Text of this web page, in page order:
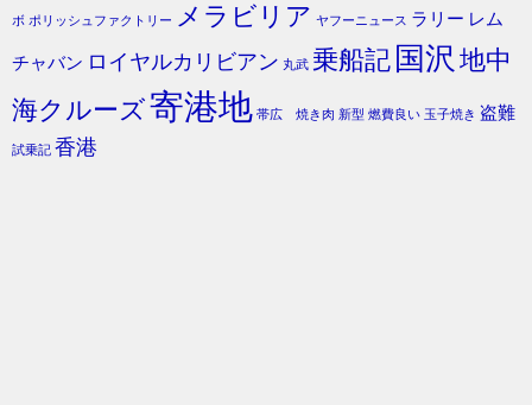
ボ ポリッシュファクトリー メラビリア ヤフーニュース ラリー レム
チャバン ロイヤルカリビアン 丸武 乗船記 国沢 地中
海クルーズ寄港地 帯広 焼き肉 新型 燃費良い 玉子焼き 盗難
試乗記 香港